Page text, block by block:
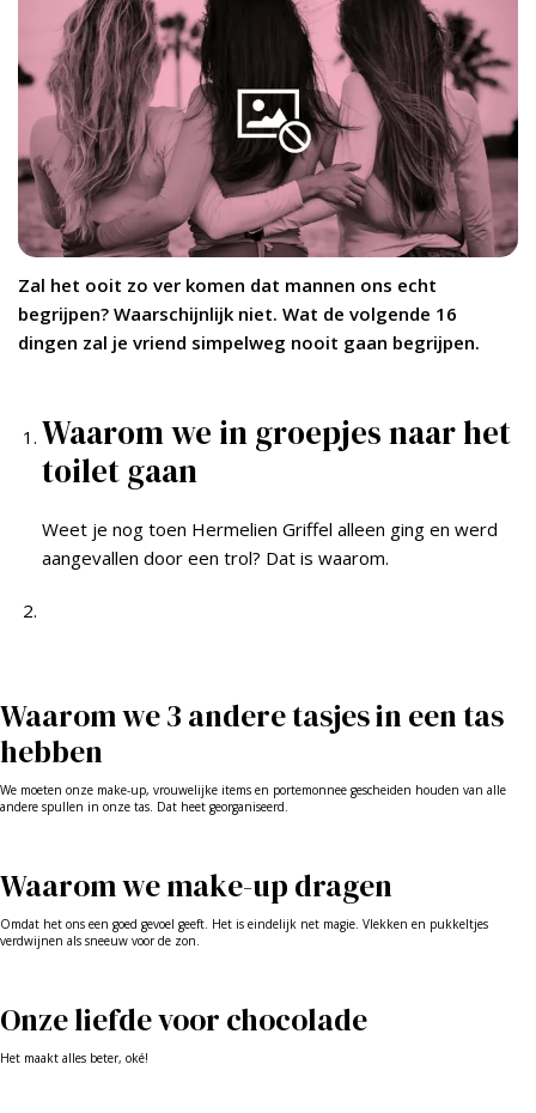
Zal het ooit zo ver komen dat mannen ons echt
begrijpen? Waarschijnlijk niet. Wat de volgende 16
dingen zal je vriend simpelweg nooit gaan begrijpen.
Waarom we in groepjes naar het
toilet gaan
Weet je nog toen Hermelien Griffel alleen ging en werd
aangevallen door een trol? Dat is waarom.
Waarom we 3 andere tasjes in een tas
hebben
We moeten onze make-up, vrouwelijke items en portemonnee gescheiden houden van alle
andere spullen in onze tas. Dat heet georganiseerd.
Waarom we make-up dragen
Omdat het ons een goed gevoel geeft. Het is eindelijk net magie. Vlekken en pukkeltjes
verdwijnen als sneeuw voor de zon.
Onze liefde voor chocolade
Het maakt alles beter, oké!